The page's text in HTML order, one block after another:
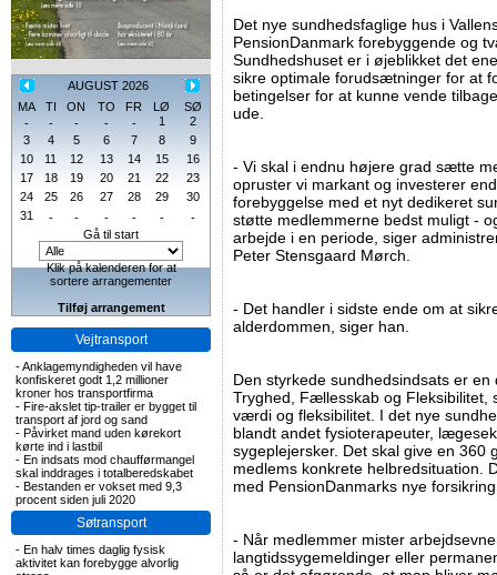
AUGUST 2026
MA
TI ON TO FR LØ
SØ
-
- - - - 1
2
3
4 5 6 7 8
9
10
11 12 13 14 15
16
17
18 19 20 21 22
23
24
25 26 27 28 29
30
31
- - - - -
-
Gå til start
Klik på kalenderen for at
sortere arrangementer
Tilføj arrangement
Vejtransport
-Anklagemyndigheden vil have
konfiskeret godt 1,2 millioner
kroner hos transportfirma
- Fire-akslet tip-trailer er bygget til
transport af jord og sand
- Påvirket mand uden kørekort
kørte ind i lastbil
- En indsats mod chaufførmangel
skal inddrages i totalberedskabet
- Bestanden er vokset med 9,3
procent siden juli 2020
Søtransport
- En halv times daglig fysisk
aktivitet kan forebygge alvorlig
Det nye sundhedsfaglige hus i
PensionDanmark forebyggende og
Sundhedshuset er i øjeblikket det
sikre optimale forudsætninger for at
betingelser for at kunne vende
ude.
- Vi skal i endnu højere grad sætte
opruster vi markant og investerer
forebyggelse med et nyt dedikeret
støtte medlemmerne bedst muligt -
arbejde i en periode, siger
Peter Stensgaard Mørch.
- Det handler i sidste ende om at
alderdommen, siger han.
Den styrkede sundhedsindsats er
Tryghed, Fællesskab og Fleksibilitet,
værdi og fleksibilitet. I det nye
blandt andet fysioterapeuter,
sygeplejersker. Det skal give en 360
medlems konkrete helbredsituation.
med PensionDanmarks nye
- Når medlemmer mister
langtidssygemeldinger eller